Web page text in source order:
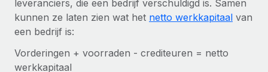
Zzp'ers internationaal onboarden en beheren
PEO
GROEIFASE
Start-ups
Flexibele global HR en payroll solutions voor groeiende
Betalingscalculator voor zzp'ers
Ontdek valuta-opties en betaalsnelheden voor
internationale zzp'ers
Nederlands
Français
Inloggen
leveranciers, die een bedrijf verschuldigd is. Samen
kunnen ze laten zien wat het netto werkkapitaal van
een bedrijf is:
Vorderingen + voorraden - crediteuren = netto
werkkapitaal